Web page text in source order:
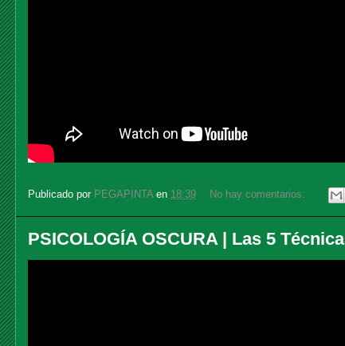
Publicado por PEGAPINTA en 18:39 No hay comentarios:
PSICOLOGÍA OSCURA | Las 5